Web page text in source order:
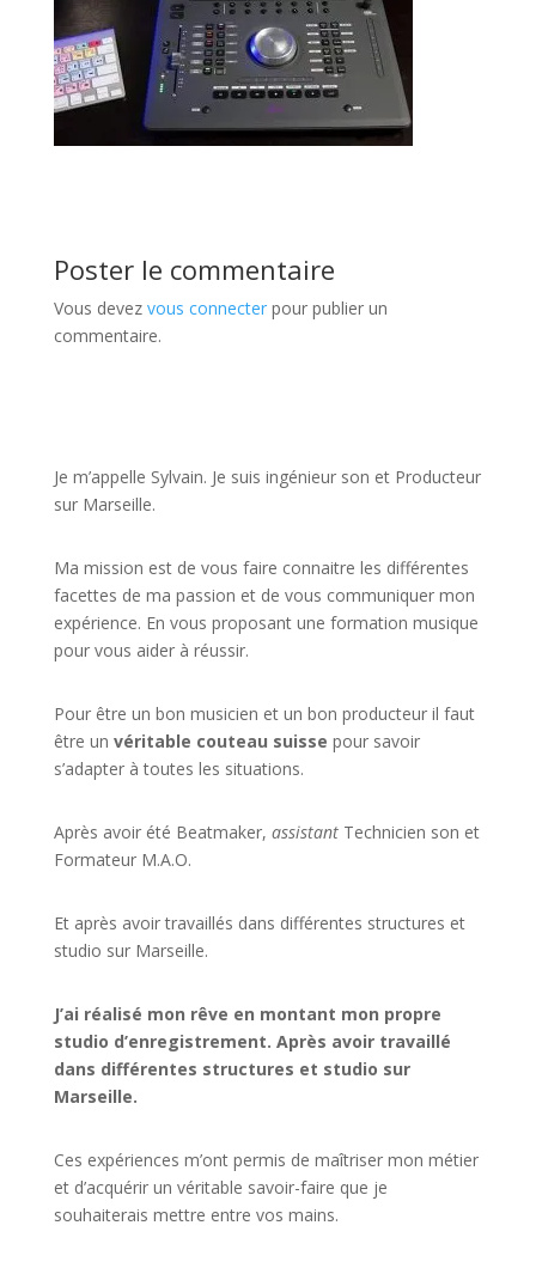
Poster le commentaire
Vous devez vous connecterpour publier un
commentaire.
Je m’appelle Sylvain. Je suis ingénieur son et Producteur
sur Marseille.
Ma mission est de vous faire connaitre les différentes
facettes de ma passion et de vous communiquer mon
expérience. En vous proposant une formation musique
pour vous aider à réussir.
Pour être un bon musicien et un bon producteur il faut
être un véritable couteau suisse pour savoir
s’adapter à toutes les situations.
Après avoir été Beatmaker, assistant Technicien son et
Formateur M.A.O.
Et après avoir travaillés dans différentes structures et
studio sur Marseille.
J’ai réalisé mon rêve en montant mon propre
studio d’enregistrement. Après avoir travaillé
dans différentes structures et studio sur
Marseille.
Ces expériences m’ont permis de maîtriser mon métier
et d’acquérir un véritable savoir-faire que je
souhaiterais mettre entre vos mains.